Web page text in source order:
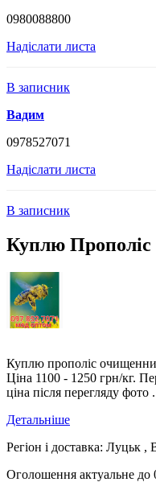
0980088800
Надіслати листа
В записник
Вадим
0978527071
Надіслати листа
В записник
Куплю Прополіс
Куплю прополіс
Ціна 1100 - 1250 грн/кг.
ціна після перегляду фото
Детальніше
Регіон і доставка: Луцьк ,
Оголошення актуальне до